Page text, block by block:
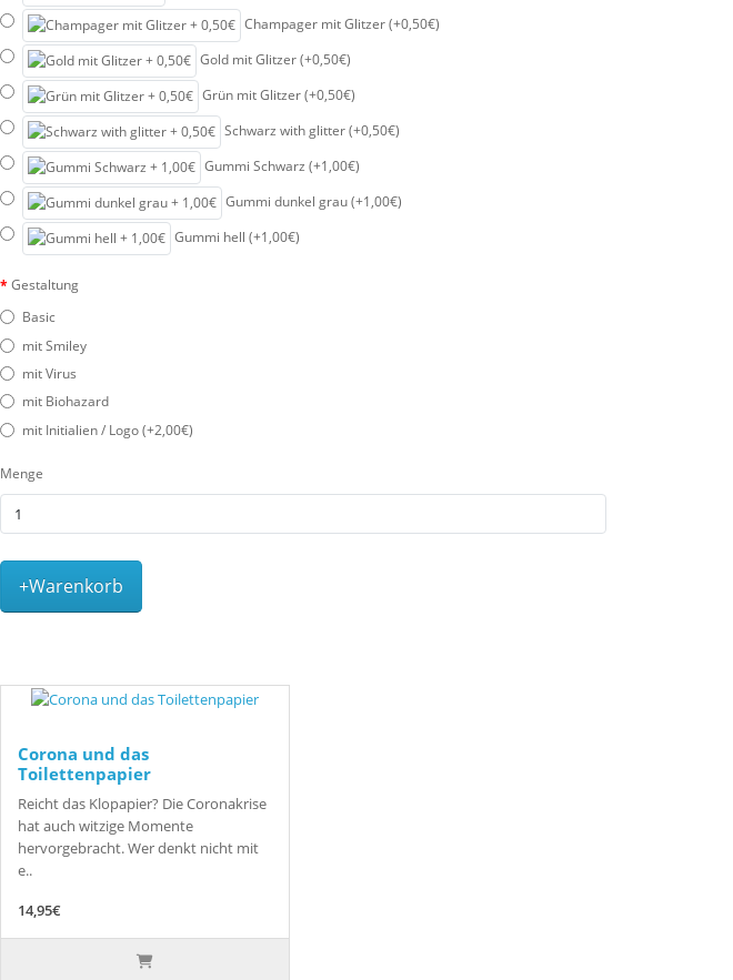
Champager mit Glitzer (+0,50€)
Gold mit Glitzer (+0,50€)
Grün mit Glitzer (+0,50€)
Schwarz with glitter (+0,50€)
Gummi Schwarz (+1,00€)
Gummi dunkel grau (+1,00€)
Gummi hell (+1,00€)
Gestaltung
Basic
mit Smiley
mit Virus
mit Biohazard
mit Initialien / Logo (+2,00€)
Menge
+Warenkorb
Corona und das
Toilettenpapier
Reicht das Klopapier? Die Coronakrise
hat auch witzige Momente
hervorgebracht. Wer denkt nicht mit
e..
14,95€